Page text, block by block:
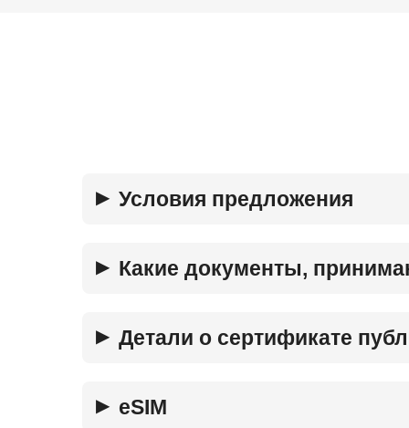
Условия предложения
Какие документы,
Детали о сертификате
eSIM